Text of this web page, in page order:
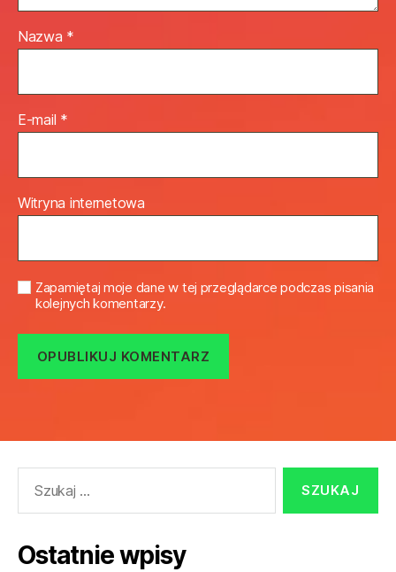
Nazwa *
E-mail *
Witryna internetowa
Zapamiętaj moje dane w tej przeglądarce podczas pisania
kolejnych komentarzy.
Ostatnie wpisy